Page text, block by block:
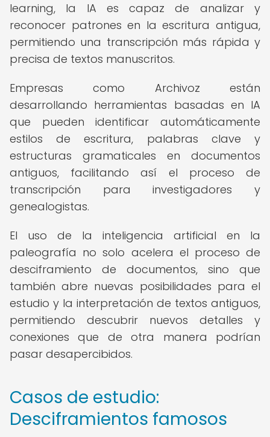
learning, la IA es capaz de analizar y
reconocer patrones en la escritura antigua,
permitiendo una transcripción más rápida y
precisa de textos manuscritos.
Empresas como Archivoz están
desarrollando herramientas basadas en IA
que pueden identificar automáticamente
estilos de escritura, palabras clave y
estructuras gramaticales en documentos
antiguos, facilitando así el proceso de
transcripción para investigadores y
genealogistas.
El uso de la inteligencia artificial en la
paleografía no solo acelera el proceso de
desciframiento de documentos, sino que
también abre nuevas posibilidades para el
estudio y la interpretación de textos antiguos,
permitiendo descubrir nuevos detalles y
conexiones que de otra manera podrían
pasar desapercibidos.
Casos de estudio:
Desciframientos famosos